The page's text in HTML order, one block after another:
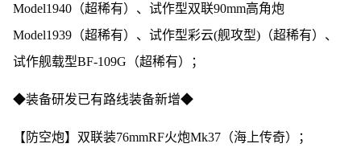
Model1940（超稀有）、试作型双联90mm高角炮
Model1939（超稀有）、试作型彩云(舰攻型)（超稀有）、
试作舰载型BF-109G（超稀有）；
◆装备研发已有路线装备新增◆
【防空炮】双联装76mmRF火炮Mk37（海上传奇）；